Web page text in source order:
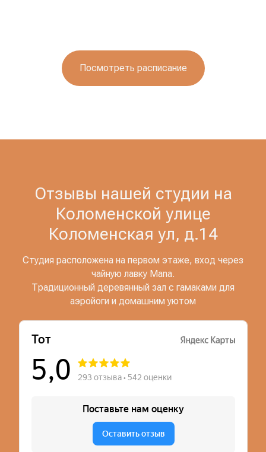
Посмотреть расписание
Отзывы нашей студии на
Коломенской улице
Коломенская ул, д.14
Студия расположена на первом этаже, вход через
чайную лавку Mana.
Традиционный деревянный зал с гамаками для
аэройоги и домашним уютом